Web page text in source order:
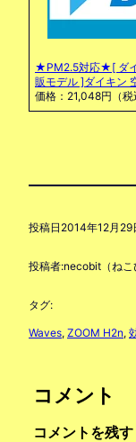
★PM2.5対応★[ ダ
販モデル ]ダイキン
価格：21,048円（税
投稿日 2014年12月29
投稿者:necobit（ねこ
タグ:
Waves, ZOOM H2n,
コメント
コメントを残す